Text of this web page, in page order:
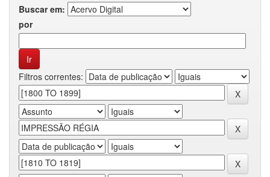
Buscar em:
por
Filtros correntes: